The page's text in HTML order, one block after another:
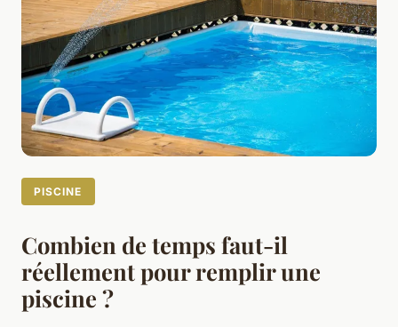
PISCINE
Combien de temps faut-il
réellement pour remplir une
piscine ?